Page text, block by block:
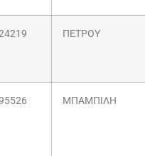
ΠΕΤΡΟΥ
ΜΠΑΜΠΙΛΗ